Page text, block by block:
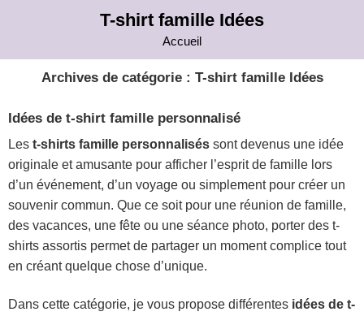
T-shirt famille Idées
Accueil
Archives de catégorie : T-shirt famille Idées
Idées de t-shirt famille personnalisé
Les t-shirts famille personnalisés sont devenus une idée
originale et amusante pour afficher l’esprit de famille lors
d’un événement, d’un voyage ou simplement pour créer un
souvenir commun. Que ce soit pour une réunion de famille,
des vacances, une fête ou une séance photo, porter des t-
shirts assortis permet de partager un moment complice tout
en créant quelque chose d’unique.
Dans cette catégorie, je vous propose différentes idées de t-